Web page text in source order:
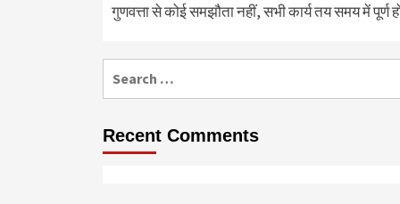
गुणवत्ता से कोई समझौता नहीं, सभी कार्य तय समय में पूर्ण
for:
Recent Comments